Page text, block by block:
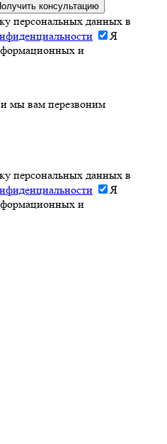
консультацию
персональных данных в
Я
и
мы вам перезвоним
персональных данных в
Я
и